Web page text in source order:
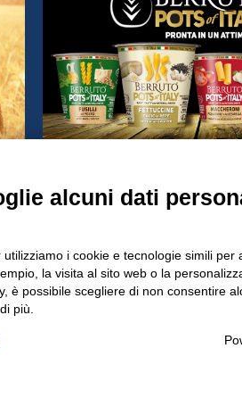
iniziare il
SONO PURAMENTE ILLUSTRATIVE, I
NOI BEST PARTNER AREA
alcuni dati
i cookie e tecnologie simili per
la visita al sito web o la
è possibile scegliere di non consentire
più.